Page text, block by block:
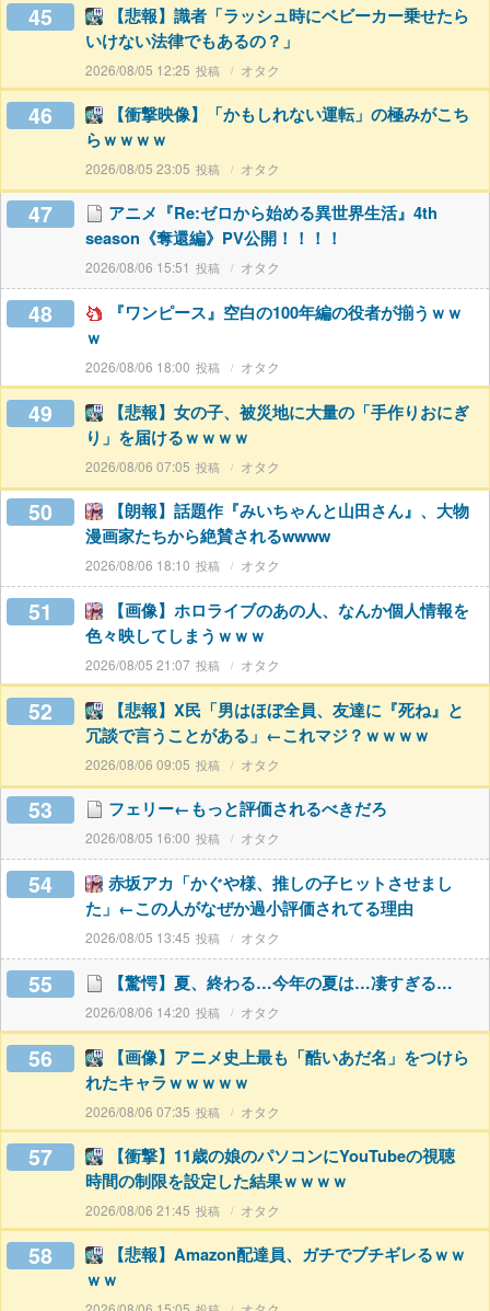
45
【悲報】識者「ラッシュ時にベビーカー乗せたら
いけない法律でもあるの？」
2026/08/05 12:25 オタク
46
【衝撃映像】「かもしれない運転」の極みがこち
らｗｗｗｗ
2026/08/05 23:05 オタク
47
アニメ『Re:ゼロから始める異世界生活』4th
season《奪還編》PV公開！！！！
2026/08/06 15:51 オタク
48
『ワンピース』空白の100年編の役者が揃うｗｗ
ｗ
2026/08/06 18:00 オタク
49
【悲報】女の子、被災地に大量の「手作りおにぎ
り」を届けるｗｗｗｗ
2026/08/06 07:05 オタク
50
【朗報】話題作『みいちゃんと山田さん』、大物
漫画家たちから絶賛されるwwww
2026/08/06 18:10 オタク
51
【画像】ホロライブのあの人、なんか個人情報を
色々映してしまうｗｗｗ
2026/08/05 21:07 オタク
52
【悲報】X民「男はほぼ全員、友達に『死ね』と
冗談で言うことがある」←これマジ？ｗｗｗｗ
2026/08/06 09:05 オタク
53 フェリー←もっと評価されるべきだろ
2026/08/05 16:00 オタク
54
赤坂アカ「かぐや様、推しの子ヒットさせまし
た」←この人がなぜか過小評価されてる理由
2026/08/05 13:45 オタク
55 【驚愕】夏、終わる…今年の夏は…凄すぎる…
2026/08/06 14:20 オタク
56
【画像】アニメ史上最も「酷いあだ名」をつけら
れたキャラｗｗｗｗｗ
2026/08/06 07:35 オタク
57
【衝撃】11歳の娘のパソコンにYouTubeの視聴
時間の制限を設定した結果ｗｗｗｗ
2026/08/06 21:45 オタク
58
【悲報】Amazon配達員、ガチでブチギレるｗｗ
ｗｗ